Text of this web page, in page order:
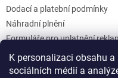
K personalizaci obsahu
sociálních médií a
Dodací a platební podmínky
Náhradní plnění
Formuláře pro uplatnění
Moje objednávka